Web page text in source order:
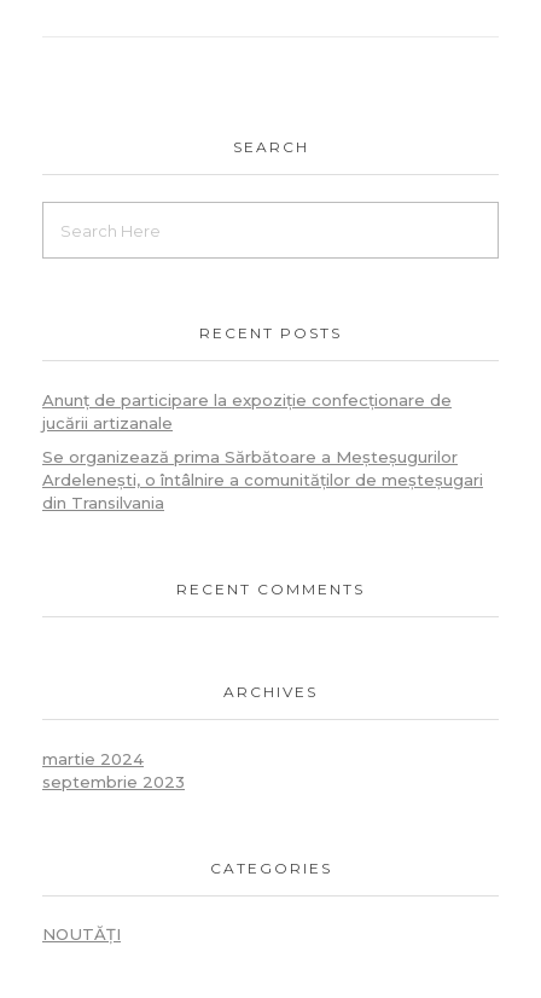
SEARCH
RECENT POSTS
Anunț de participare la expoziție confecționare de
jucării artizanale
Se organizează prima Sărbătoare a Meșteșugurilor
Ardelenești, o întâlnire a comunităților de meșteșugari
din Transilvania
RECENT COMMENTS
ARCHIVES
martie 2024
septembrie 2023
CATEGORIES
NOUTĂȚI